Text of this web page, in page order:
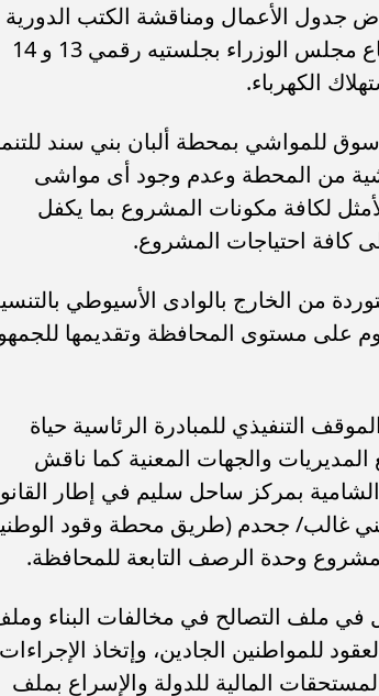
جدول الأعمال ومناقشة الكتب الدورية
الواردة للمحافظة وعرض القرارات الصادرة عن إجتماع مجلس الوزراء بجلستيه رقمي 13 و 14
الكهرباء.
للمواشي بمحطة ألبان بني سند
من المحطة وعدم وجود أى مواشى
لكافة مكونات المشروع بما يكفل
كافة احتياجات المشروع.
من الخارج بالوادى الأسيوطي
على مستوى المحافظة وتقديمها
التنفيذي للمبادرة الرئاسية حياة
والجهات المعنية كما ناقش
بمركز ساحل سليم في إطار
غالب/ جحدم (طريق محطة وقود
وحدة الرصف التابعة للمحافظة.
في ملف التصالح في مخالفات البناء
للمواطنين الجادين، وإتخاذ الإجراءات
المالية للدولة والإسراع بملف